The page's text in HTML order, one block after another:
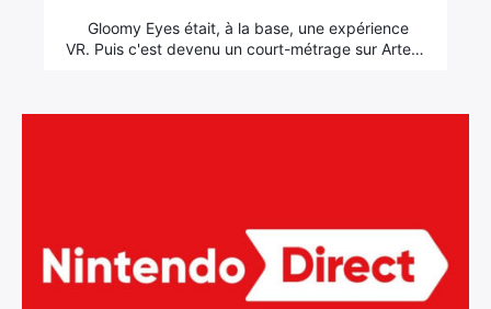
Gloomy Eyes était, à la base, une expérience
VR. Puis c'est devenu un court-métrage sur Arte…